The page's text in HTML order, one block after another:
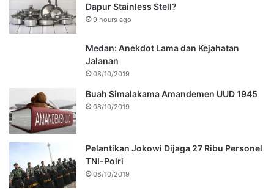
Dapur Stainless Stell?
9 hours ago
Medan: Anekdot Lama dan Kejahatan
Jalanan
08/10/2019
Buah Simalakama Amandemen UUD 1945
08/10/2019
Pelantikan Jokowi Dijaga 27 Ribu Personel
TNI-Polri
08/10/2019